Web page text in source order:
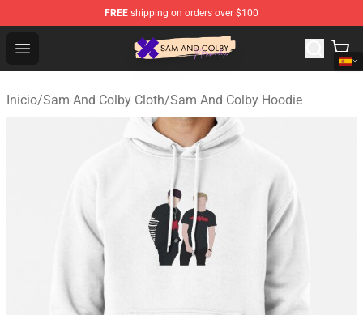
FREE shipping on orders over $100
Open menu
Sam And Colby Shop - Official Sam And Colby
Inicio/Sam And Colby Cloth/Sam And Colby Hoodie